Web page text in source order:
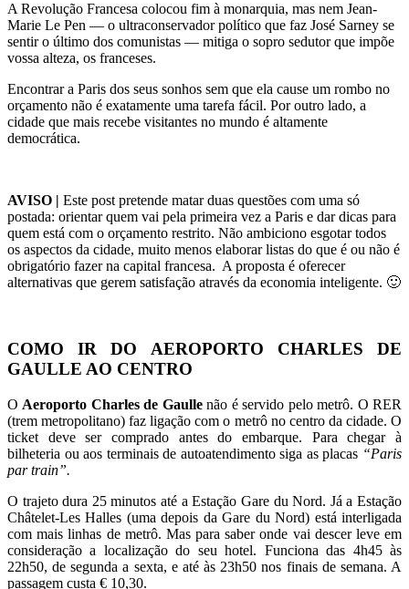
A Revolução Francesa colocou fim à monarquia, mas nem Jean-
Marie Le Pen — o ultraconservador político que faz José Sarney se
sentir o último dos comunistas — mitiga o sopro sedutor que impõe
vossa alteza, os franceses.
Encontrar a Paris dos seus sonhos sem que ela cause um rombo no
orçamento não é exatamente uma tarefa fácil. Por outro lado, a
cidade que mais recebe visitantes no mundo é altamente
democrática.
AVISO | Este post pretende matar duas questões com uma só
postada: orientar quem vai pela primeira vez a Paris e dar dicas para
quem está com o orçamento restrito. Não ambiciono esgotar todos
os aspectos da cidade, muito menos elaborar listas do que é ou não é
obrigatório fazer na capital francesa. A proposta é oferecer
alternativas que gerem satisfação através da economia inteligente. 🙂
COMO IR DO AEROPORTO CHARLES DE
GAULLE AO CENTRO
O Aeroporto Charles de Gaullenão é servido pelo metrô. O RER
(trem metropolitano) faz ligação com o metrô no centro da cidade. O
ticket deve ser comprado antes do embarque. Para chegar à
bilheteria ou aos terminais de autoatendimento siga as placas “Paris
par train”.
O trajeto dura 25 minutos até a Estação Gare du Nord. Já a Estação
Châtelet-Les Halles (uma depois da Gare du Nord) está interligada
com mais linhas de metrô. Mas para saber onde vai descer leve em
consideração a localização do seu hotel. Funciona das 4h45 às
22h50, de segunda a sexta, e até às 23h50 nos finais de semana. A
passagem custa € 10,30.